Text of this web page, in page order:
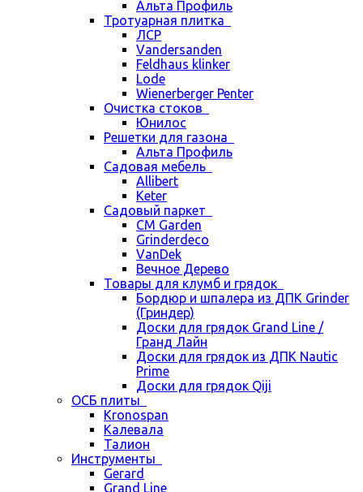
Альта Профиль
Тротуарная плитка
ЛСР
Vandersanden
Feldhaus klinker
Lode
Wienerberger Penter
Очистка стоков
Юнилос
Решетки для газона
Альта Профиль
Садовая мебель
Allibert
Keter
Садовый паркет
CM Garden
Grinderdeco
VanDek
Вечное Дерево
Товары для клумб и грядок
Бордюр и шпалера из ДПК Grinder
(Гриндер)
Доски для грядок Grand Line /
Гранд Лайн
Доски для грядок из ДПК Nautic
Prime
Доски для грядок Qiji
ОСБ плиты
Kronospan
Калевала
Талион
Инструменты
Gerard
Grand Line